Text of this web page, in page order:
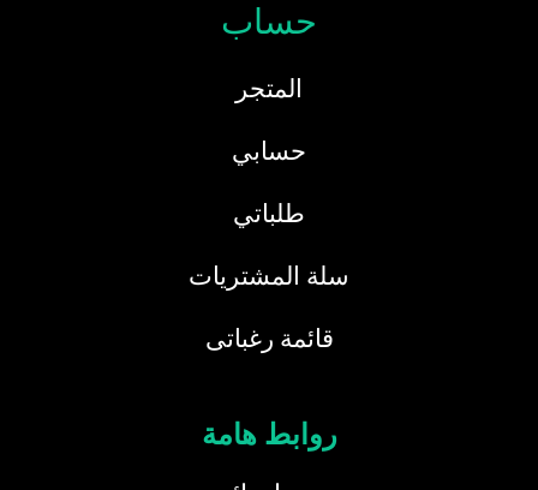
حساب
المتجر
حسابي
طلباتي
سلة المشتريات
قائمة رغباتى
روابط هامة